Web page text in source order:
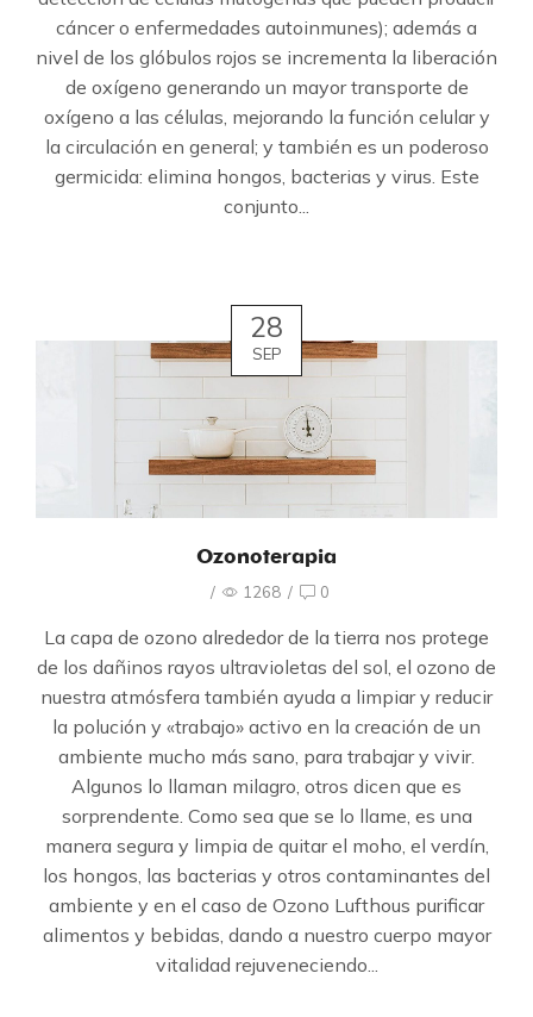
cáncer o enfermedades autoinmunes); además a
nivel de los glóbulos rojos se incrementa la liberación
de oxígeno generando un mayor transporte de
oxígeno a las células, mejorando la función celular y
la circulación en general; y también es un poderoso
germicida: elimina hongos, bacterias y virus. Este
conjunto...
28
SEP
Ozonoterapia
/ 1268 / 0
La capa de ozono alrededor de la tierra nos protege
de los dañinos rayos ultravioletas del sol, el ozono de
nuestra atmósfera también ayuda a limpiar y reducir
la polución y «trabajo» activo en la creación de un
ambiente mucho más sano, para trabajar y vivir.
Algunos lo llaman milagro, otros dicen que es
sorprendente. Como sea que se lo llame, es una
manera segura y limpia de quitar el moho, el verdín,
los hongos, las bacterias y otros contaminantes del
ambiente y en el caso de Ozono Lufthous purificar
alimentos y bebidas, dando a nuestro cuerpo mayor
vitalidad rejuveneciendo...